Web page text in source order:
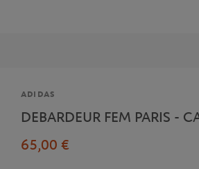
Marque
ADIDAS
DEBARDEUR FEM PARIS -
65,00 €